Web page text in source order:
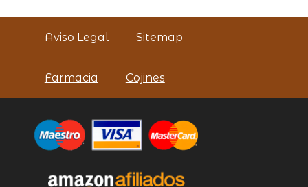
Aviso Legal Sitemap
Farmacia Cojines